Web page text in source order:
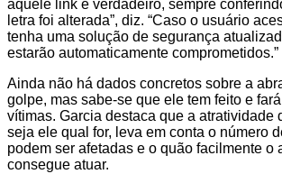
aquele link é verdadeiro, sempre
letra foi alterada”, diz. “Caso o usuário
tenha uma solução de segurança
estarão automaticamente comprometidos.”
Ainda não há dados concretos sobre a
golpe, mas sabe-se que ele tem feito e
vítimas. Garcia destaca que a atratividade
seja ele qual for, leva em conta o número
podem ser afetadas e o quão facilmente o
consegue atuar.